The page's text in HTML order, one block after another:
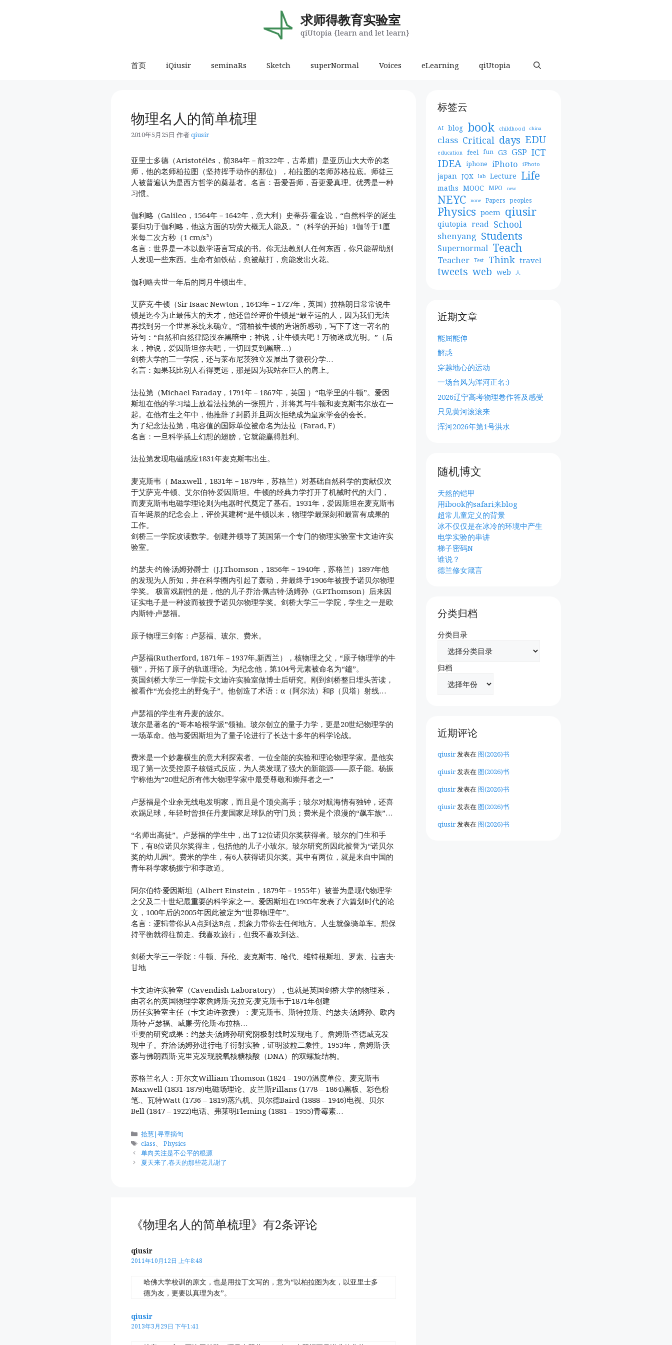
求师得教育实验室
qiUtopia {learn and let learn}
首页 iQiusir seminaRs Sketch superNormal Voices eLearning qiUtopia
物理名人的简单梳理
2010年5月25日 作者qiusir
亚里士多德（Aristotélēs，前384年－前322年，古希腊）是亚历山大大帝的老
师，他的老师柏拉图（坚持挥手动作的那位），柏拉图的老师苏格拉底。师徒三
人被普遍认为是西方哲学的奠基者。名言：吾爱吾师，吾更爱真理。优秀是一种
习惯。
伽利略（Galileo，1564年－1642年，意大利）史蒂芬·霍金说，“自然科学的诞生
要归功于伽利略，他这方面的功劳大概无人能及。”（科学的开始）1伽等于1厘
米每二次方秒（1 cm/s²）
名言：世界是一本以数学语言写成的书。你无法教别人任何东西，你只能帮助别
人发现一些东西。生命有如铁砧，愈被敲打，愈能发出火花。
伽利略去世一年后的同月牛顿出生。
艾萨克·牛顿（Sir Isaac Newton，1643年－1727年，英国）拉格朗日常常说牛
顿是迄今为止最伟大的天才，他还曾经评价牛顿是“最幸运的人，因为我们无法
再找到另一个世界系统来确立。”蒲柏被牛顿的造诣所感动，写下了这一著名的
诗句：“自然和自然律隐没在黑暗中；神说，让牛顿去吧！万物遂成光明。”（后
来，神说，爱因斯坦你去吧，一切回复到黑暗…）
剑桥大学的三一学院，还与莱布尼茨独立发展出了微积分学…
名言：如果我比别人看得更远，那是因为我站在巨人的肩上。
法拉第（Michael Faraday，1791年－1867年，英国 ）“电学里的牛顿”。爱因
斯坦在他的学习墙上放着法拉第的一张照片，并将其与牛顿和麦克斯韦尔放在一
起。在他有生之年中，他推辞了封爵并且两次拒绝成为皇家学会的会长。
为了纪念法拉第，电容值的国际单位被命名为法拉（Farad, F）
名言：一旦科学插上幻想的翅膀，它就能赢得胜利。
法拉第发现电磁感应1831年麦克斯韦出生。
麦克斯韦（ Maxwell，1831年－1879年，苏格兰）对基础自然科学的贡献仅次
于艾萨克·牛顿、艾尔伯特·爱因斯坦。牛顿的经典力学打开了机械时代的大门，
而麦克斯韦电磁学理论则为电器时代奠定了基石。1931年，爱因斯坦在麦克斯韦
百年诞辰的纪念会上，评价其建树“是牛顿以来，物理学最深刻和最富有成果的
工作。
剑桥三一学院攻读数学。创建并领导了英国第一个专门的物理实验室卡文迪许实
验室。
约瑟夫·约翰·汤姆孙爵士（J.J.Thomson，1856年－1940年，苏格兰）1897年他
的发现为人所知，并在科学圈内引起了轰动，并最终于1906年被授予诺贝尔物理
学奖。 极富戏剧性的是，他的儿子乔治·佩吉特·汤姆孙（G.P.Thomson）后来因
证实电子是一种波而被授予诺贝尔物理学奖。剑桥大学三一学院，学生之一是欧
内斯特·卢瑟福。
原子物理三剑客：卢瑟福、玻尔、费米。
卢瑟福(Rutherford, 1871年－1937年,新西兰），核物理之父，“原子物理学的牛
顿”，开拓了原子的轨道理论。为纪念他，第104号元素被命名为“鑪”。
英国剑桥大学三一学院卡文迪许实验室做博士后研究。刚到剑桥整日埋头苦读，
被看作“光会挖土的野兔子”。他创造了术语：α（阿尔法）和β（贝塔）射线…
卢瑟福的学生有丹麦的波尔。
玻尔是著名的“哥本哈根学派”领袖。玻尔创立的量子力学，更是20世纪物理学的
一场革命。他与爱因斯坦为了量子论进行了长达十多年的科学论战。
费米是一个妙趣横生的意大利探索者、一位全能的实验和理论物理学家。是他实
现了第一次受控原子核链式反应，为人类发现了强大的新能源——原子能。杨振
宁称他为“20世纪所有伟大物理学家中最受尊敬和崇拜者之一”
卢瑟福是个业余无线电发明家，而且是个顶尖高手；玻尔对航海情有独钟，还喜
欢踢足球，年轻时曾担任丹麦国家足球队的守门员；费米是个浪漫的“飙车族”…
“名师出高徒”。卢瑟福的学生中，出了12位诺贝尔奖获得者。玻尔的门生和手
下，有8位诺贝尔奖得主，包括他的儿子小玻尔。玻尔研究所因此被誉为“诺贝尔
奖的幼儿园”。费米的学生，有6人获得诺贝尔奖。其中有两位，就是来自中国的
青年科学家杨振宁和李政道。
阿尔伯特·爱因斯坦（Albert Einstein，1879年－1955年）被誉为是现代物理学
之父及二十世纪最重要的科学家之一。爱因斯坦在1905年发表了六篇划时代的论
文，100年后的2005年因此被定为“世界物理年”。
名言：逻辑带你从A点到达B点，想象力带你去任何地方。人生就像骑单车。想保
持平衡就得往前走。我喜欢旅行，但我不喜欢到达。
剑桥大学三一学院：牛顿、拜伦、麦克斯韦、哈代、维特根斯坦、罗素、拉吉夫·
甘地
卡文迪许实验室（Cavendish Laboratory），也就是英国剑桥大学的物理系，
由著名的英国物理学家詹姆斯·克拉克·麦克斯韦于1871年创建
历任实验室主任（卡文迪许教授）：麦克斯韦、斯特拉斯、约瑟夫·汤姆孙、欧内
斯特·卢瑟福、威廉·劳伦斯·布拉格…
重要的研究成果：约瑟夫·汤姆孙研究阴极射线时发现电子。詹姆斯·查德威克发
现中子。乔治·汤姆孙进行电子衍射实验，证明波粒二象性。1953年，詹姆斯·沃
森与佛朗西斯·克里克发现脱氧核糖核酸（DNA）的双螺旋结构。
苏格兰名人：开尔文William Thomson (1824 – 1907)温度单位、麦克斯韦
Maxwell (1831-1879)电磁场理论、皮兰斯Pillans (1778 – 1864)黑板、彩色粉
笔.、瓦特Watt (1736 – 1819)蒸汽机、贝尔德Baird (1888 – 1946)电视、贝尔
Bell (1847 – 1922)电话、弗莱明Fleming (1881 – 1955)青霉素…
分
类
拾慧|寻章摘句
标
签
class、Physics
单向关注是不公平的根源
夏天来了,春天的那些花儿谢了
《物理名人的简单梳理》有2条评论
qiusir
2011年10月12日 上午8:48
哈佛大学校训的原文，也是用拉丁文写的，意为“以柏拉图为友，以亚里士多
德为友，更要以真理为友”。
qiusir
2013年3月29日 下午1:41
标签云
AI blog book childhood china
class Critical days EDU
education feel fun G3 GSP ICT
IDEA iphone iPhoto iPhoto
japan JQX lab Lecture Life
maths MOOC MPO new
NEYC none Papers peoples
Physics poem qiusir
qiutopia read School
shenyang Students
Supernormal Teach
Teacher Test Think travel
tweets web web 人
近期文章
能屈能伸
解惑
穿越地心的运动
一场台风为浑河正名:)
2026辽宁高考物理卷作答及感受
只见黄河滚滚来
浑河2026年第1号洪水
随机博文
天然的铠甲
用ibook的safari来blog
超常儿童定义的背景
冰不仅仅是在冰冷的环境中产生
电学实验的串讲
梯子密码N
谁说？
德兰修女箴言
分类归档
分类目录
归档
近期评论
qiusir发表在 图(2026)书
qiusir发表在 图(2026)书
qiusir发表在 图(2026)书
qiusir发表在 图(2026)书
qiusir发表在 图(2026)书